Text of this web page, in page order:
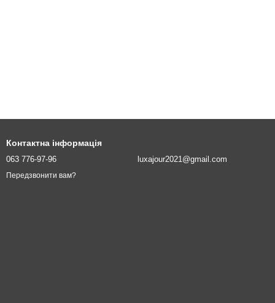
Контактна інформація
063 776-97-96
Передзвонити вам?
luxajour2021@gmail.com